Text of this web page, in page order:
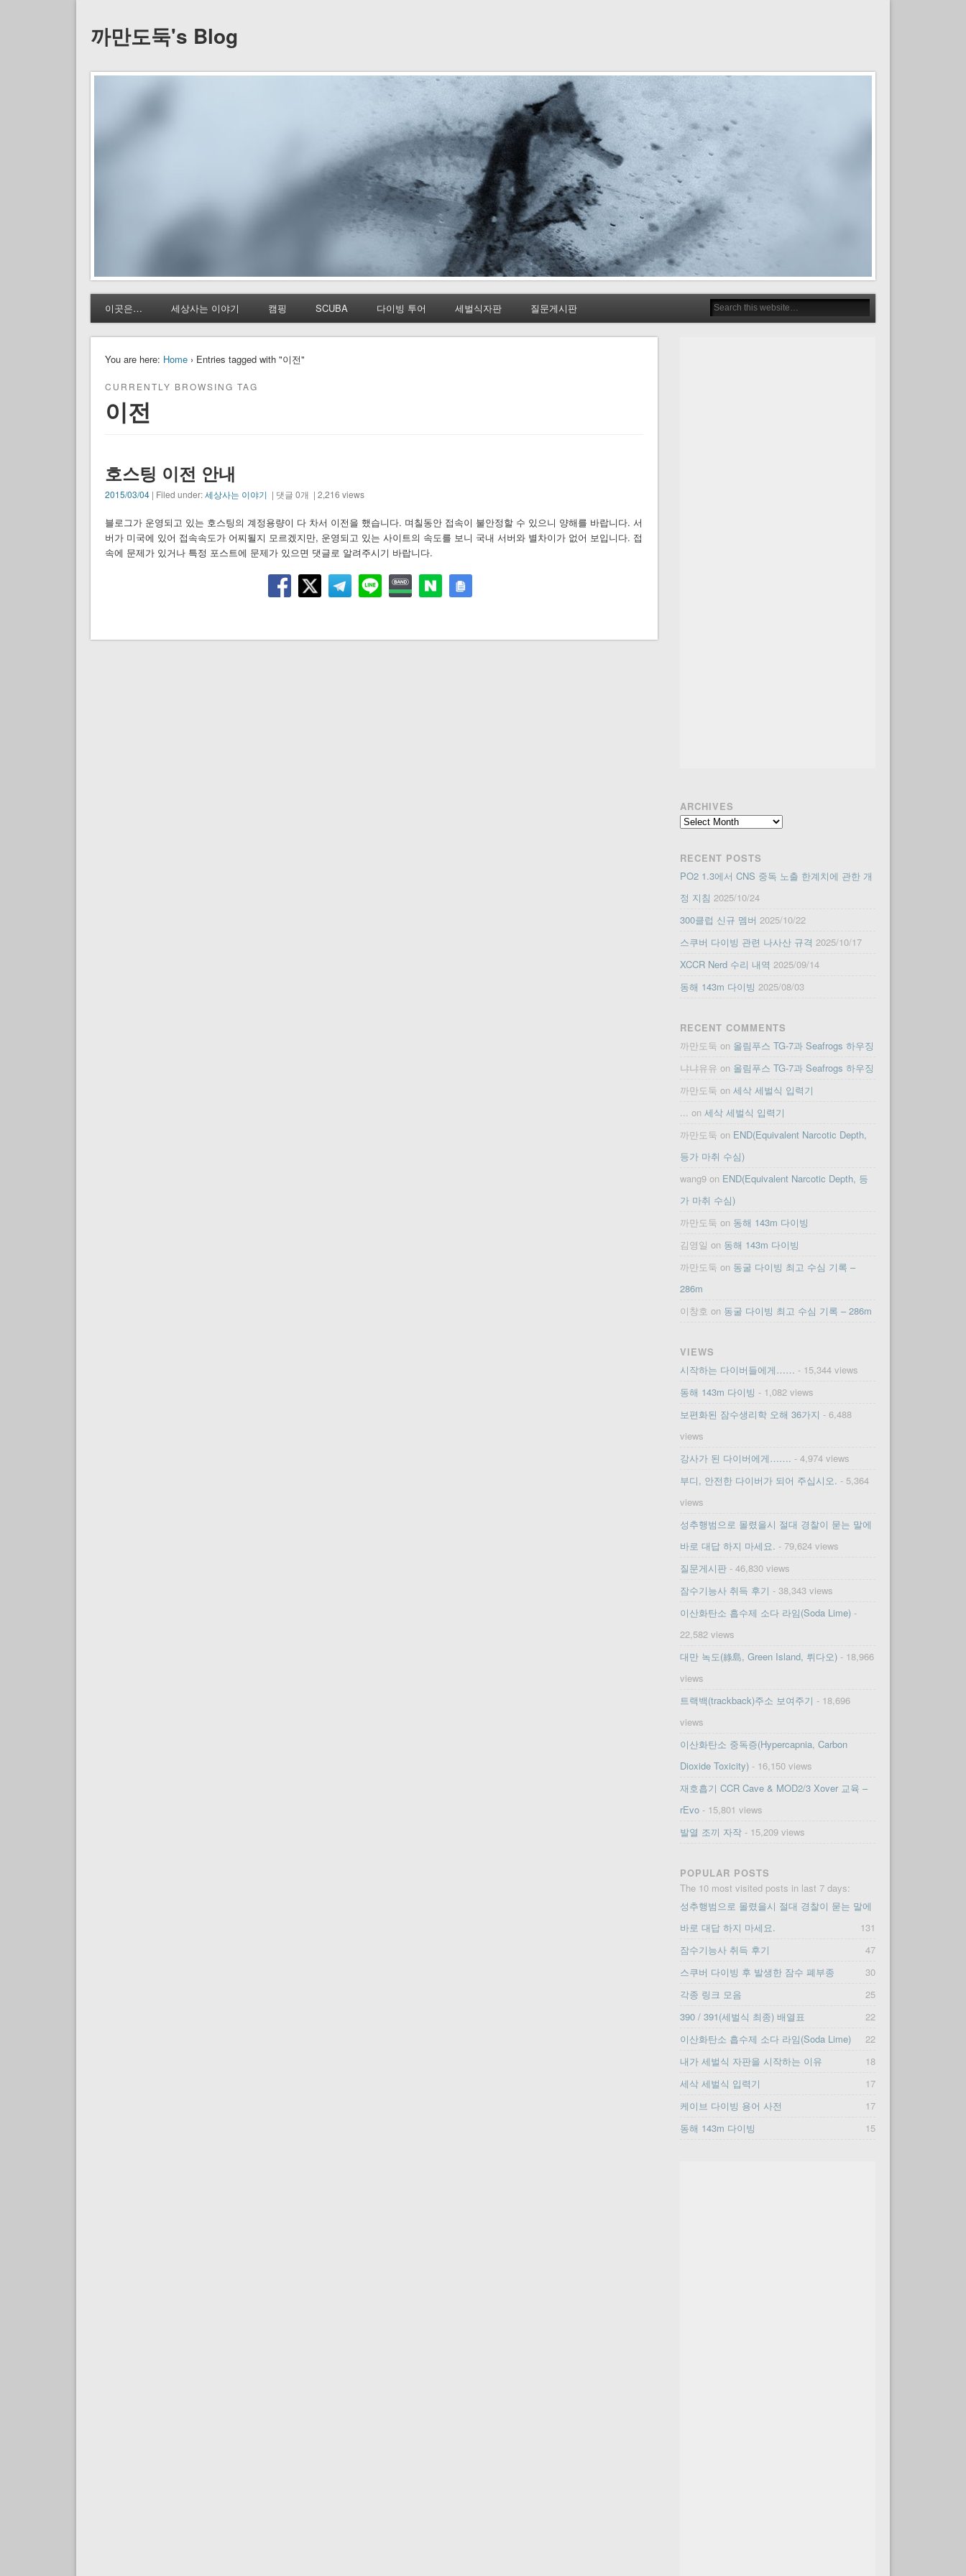
까만도둑's Blog
이곳은… 세상사는 이야기 캠핑 SCUBA 다이빙 투어 세벌식자판 질문게시판
You are here: Home› Entries tagged with "이전"
CURRENTLY BROWSING TAG
이전
호스팅 이전 안내
2015/03/04| Filed under:세상사는 이야기 | 댓글 0개 | 2,216 views
블로그가 운영되고 있는 호스팅의 계정용량이 다 차서 이전을 했습니다. 며칠동안 접속이 불안정할 수 있으니 양해를 바랍니다. 서
버가 미국에 있어 접속속도가 어찌될지 모르겠지만, 운영되고 있는 사이트의 속도를 보니 국내 서버와 별차이가 없어 보입니다. 접
속에 문제가 있거나 특정 포스트에 문제가 있으면 댓글로 알려주시기 바랍니다.
ARCHIVES
Archives
RECENT POSTS
PO2 1.3에서 CNS 중독 노출 한계치에 관한 개
정 지침 2025/10/24
300클럽 신규 멤버 2025/10/22
스쿠버 다이빙 관련 나사산 규격 2025/10/17
XCCR Nerd 수리 내역 2025/09/14
동해 143m 다이빙 2025/08/03
RECENT COMMENTS
까만도둑 on 올림푸스 TG-7과 Seafrogs 하우징
냐냐유유 on 올림푸스 TG-7과 Seafrogs 하우징
까만도둑 on 세삭 세벌식 입력기
... on 세삭 세벌식 입력기
까만도둑 on END(Equivalent Narcotic Depth,
등가 마취 수심)
wang9on END(Equivalent Narcotic Depth, 등
가 마취 수심)
까만도둑 on 동해 143m 다이빙
김영일 on 동해 143m 다이빙
까만도둑 on 동굴 다이빙 최고 수심 기록 –
286m
이창호 on 동굴 다이빙 최고 수심 기록 – 286m
VIEWS
시작하는 다이버들에게…… - 15,344 views
동해 143m 다이빙 - 1,082 views
보편화된 잠수생리학 오해 36가지 - 6,488
views
강사가 된 다이버에게……. - 4,974 views
부디, 안전한 다이버가 되어 주십시오. - 5,364
views
성추행범으로 몰렸을시 절대 경찰이 묻는 말에
바로 대답 하지 마세요. - 79,624 views
질문게시판- 46,830 views
잠수기능사 취득 후기 - 38,343 views
이산화탄소 흡수제 소다 라임(Soda Lime)-
22,582 views
대만 녹도(綠島, Green Island, 뤼다오)- 18,966
views
트랙백(trackback)주소 보여주기 - 18,696
views
이산화탄소 중독증(Hypercapnia, Carbon
Dioxide Toxicity)- 16,150 views
재호흡기 CCR Cave & MOD2/3 Xover 교육 –
rEvo- 15,801 views
발열 조끼 자작- 15,209 views
POPULAR POSTS
The 10 most visited posts in last 7 days:
성추행범으로 몰렸을시 절대 경찰이 묻는 말에
바로 대답 하지 마세요.
131
잠수기능사 취득 후기
47
스쿠버 다이빙 후 발생한 잠수 폐부종
30
각종 링크 모음
25
390 / 391(세벌식 최종) 배열표
22
이산화탄소 흡수제 소다 라임(Soda Lime)
22
내가 세벌식 자판을 시작하는 이유
18
세삭 세벌식 입력기
17
케이브 다이빙 용어 사전
17
동해 143m 다이빙
15